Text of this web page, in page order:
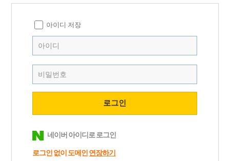
아이디 저장
네이버 아이디로 로그인
로그인 없이 도메인 연장하기